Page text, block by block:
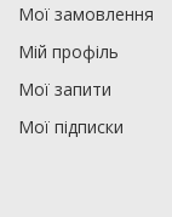
Мої замовлення
Мій профіль
Мої запити
Мої підписки